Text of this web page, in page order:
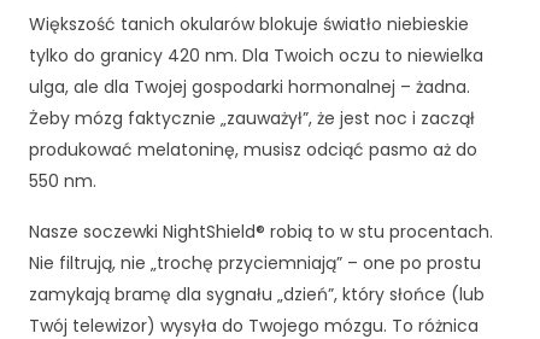
Większość tanich okularów blokuje światło niebieskie
tylko do granicy 420 nm. Dla Twoich oczu to niewielka
ulga, ale dla Twojej gospodarki hormonalnej – żadna.
Żeby mózg faktycznie „zauważył”, że jest noc i zaczął
produkować melatoninę, musisz odciąć pasmo aż do
550 nm.
Nasze soczewki NightShield® robią to w stu procentach.
Nie filtrują, nie „trochę przyciemniają” – one po prostu
zamykają bramę dla sygnału „dzień”, który słońce (lub
Twój telewizor) wysyła do Twojego mózgu. To różnica